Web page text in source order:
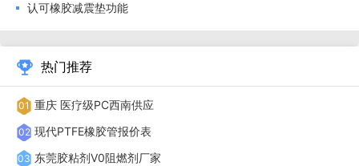
的动态密封设计需兼顾旋转速度与介质压力，确保百万次循环
认可橡胶减震垫功能
热门推荐
01 重庆 医疗级PC西南供应
02 现代PTFE橡胶管报价表
03 东莞胶粘剂V0阻燃剂厂家